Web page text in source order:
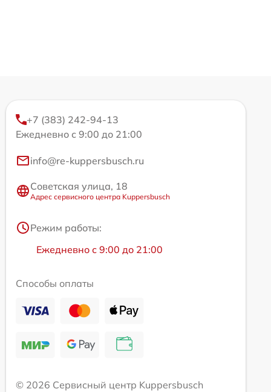
+7 (383) 242-94-13
Ежедневно с 9:00 до 21:00
info@re-kuppersbusch.ru
Советская улица, 18
Адрес сервисного центра Kuppersbusch
Режим работы:
Ежедневно с 9:00 до 21:00
Способы оплаты
© 2026 Сервисный центр Kuppersbusch